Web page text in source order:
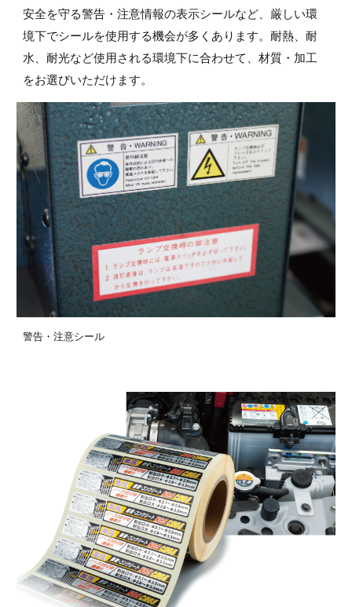
安全を守る警告・注意情報の表示シールなど、厳しい環
境下でシールを使用する機会が多くあります。耐熱、耐
水、耐光など使用される環境下に合わせて、材質・加工
をお選びいただけます。
警告・注意シール